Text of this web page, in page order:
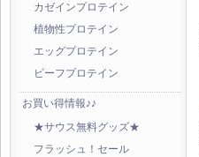
カゼインプロテイン
植物性プロテイン
エッグプロテイン
ビーフプロテイン
お買い得情報♪♪
★サウス無料グッズ★
フラッシュ！セール